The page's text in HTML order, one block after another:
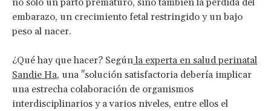
no sólo un parto prematuro, sino también la pérdida del
embarazo, un crecimiento fetal restringido y un bajo
peso al nacer.
¿Qué hay que hacer? Segúnla experta en salud perinatal
Sandie Ha, una "solución satisfactoria debería implicar
una estrecha colaboración de organismos
interdisciplinarios y a varios niveles, entre ellos el